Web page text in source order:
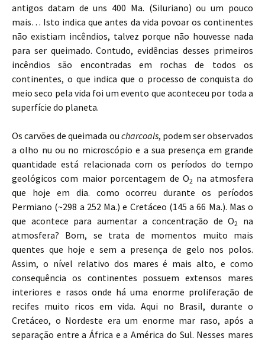
antigos datam de uns 400 Ma. (Siluriano) ou um pouco
mais… Isto indica que antes da vida povoar os continentes
não existiam incêndios, talvez porque não houvesse nada
para ser queimado. Contudo, evidências desses primeiros
incêndios são encontradas em rochas de todos os
continentes, o que indica que o processo de conquista do
meio seco pela vida foi um evento que aconteceu por toda a
superfície do planeta.
Os carvões de queimada ou charcoals, podem ser observados
a olho nu ou no microscópio e a sua presença em grande
quantidade está relacionada com os períodos do tempo
geológicos com maior porcentagem de O2 na atmosfera
que hoje em dia. como ocorreu durante os períodos
Permiano (~298 a 252 Ma.) e Cretáceo (145 a 66 Ma.). Mas o
que acontece para aumentar a concentração de O2
na
atmosfera? Bom, se trata de momentos muito mais
quentes que hoje e sem a presença de gelo nos polos.
Assim, o nível relativo dos mares é mais alto, e como
consequência os continentes possuem extensos mares
interiores e rasos onde há uma enorme proliferação de
recifes muito ricos em vida. Aqui no Brasil, durante o
Cretáceo, o Nordeste era um enorme mar raso, após a
separação entre a África e a América do Sul. Nesses mares